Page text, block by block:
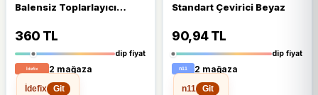
Balensiz Toplarlayıcı
360 TL
dip fiyat
2 mağaza
İdefix
Git
Standart Çevirici Beyaz
90,94 TL
dip fiyat
2 mağaza
n11
Git